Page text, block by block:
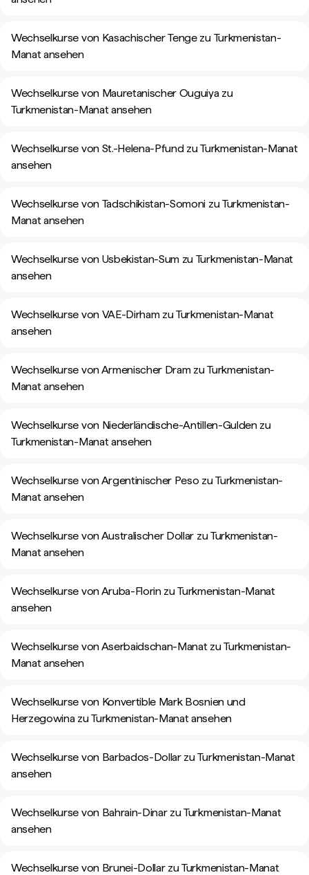
Wechselkurse von Kasachischer Tenge zu Turkmenistan-
Manat ansehen
Wechselkurse von Mauretanischer Ouguiya zu
Turkmenistan-Manat ansehen
Wechselkurse von St.-Helena-Pfund zu Turkmenistan-Manat
ansehen
Wechselkurse von Tadschikistan-Somoni zu Turkmenistan-
Manat ansehen
Wechselkurse von Usbekistan-Sum zu Turkmenistan-Manat
ansehen
Wechselkurse von VAE-Dirham zu Turkmenistan-Manat
ansehen
Wechselkurse von Armenischer Dram zu Turkmenistan-
Manat ansehen
Wechselkurse von Niederländische-Antillen-Gulden zu
Turkmenistan-Manat ansehen
Wechselkurse von Argentinischer Peso zu Turkmenistan-
Manat ansehen
Wechselkurse von Australischer Dollar zu Turkmenistan-
Manat ansehen
Wechselkurse von Aruba-Florin zu Turkmenistan-Manat
ansehen
Wechselkurse von Aserbaidschan-Manat zu Turkmenistan-
Manat ansehen
Wechselkurse von Konvertible Mark Bosnien und
Herzegowina zu Turkmenistan-Manat ansehen
Wechselkurse von Barbados-Dollar zu Turkmenistan-Manat
ansehen
Wechselkurse von Bahrain-Dinar zu Turkmenistan-Manat
ansehen
Wechselkurse von Brunei-Dollar zu Turkmenistan-Manat